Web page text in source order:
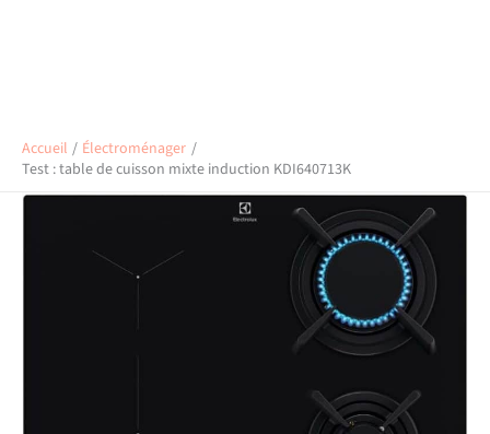
Accueil
Électroménager
Test : table de cuisson mixte induction KDI640713K